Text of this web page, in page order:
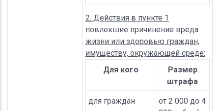
2. Действия в пункте 1
повлекшие причинение вреда
жизни или здоровью граждан,
имуществу, окружающей среде:
Для кого
Размер
штрафа
для граждан
от 2 000 до 4